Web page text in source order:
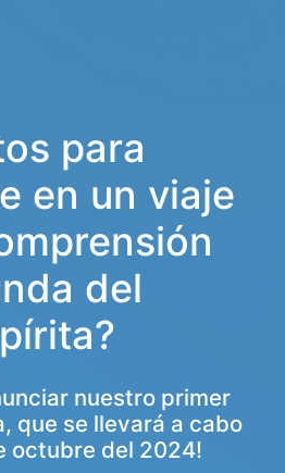
para
en un viaje
del
nuestro primer
que se llevará a cabo
octubre del 2024!